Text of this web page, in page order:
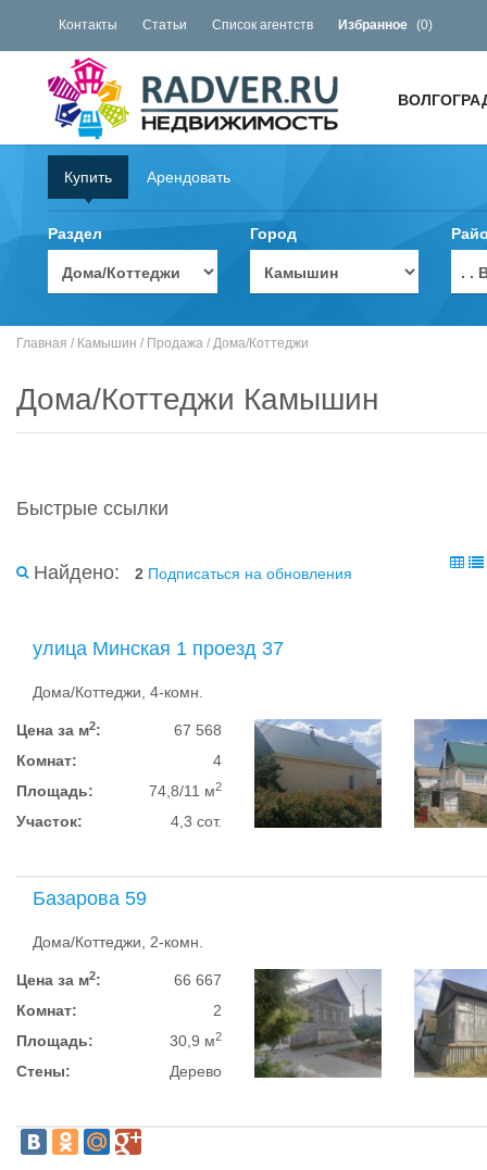
Контакты Статьи Список агентств Избранное (0)
Купить Арендовать
Раздел Город
. .
Главная / Камышин / Продажа / Дома/Коттеджи
Дома/Коттеджи Камышин
Быстрые ссылки
Найдено: 2 Подписаться на обновления
улица Минская 1 проезд 37
Дома/Коттеджи, 4-комн.
Цена за м2:
67 568
Комнат:
4
Площадь:
74,8/11 м2
Участок: 4,3 сот.
Базарова 59
Дома/Коттеджи, 2-комн.
Цена за м2:
66 667
Комнат:
2
Площадь:
30,9 м2
Стены: Дерево